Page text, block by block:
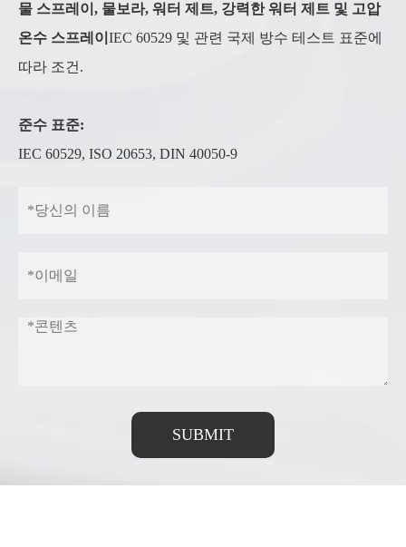
물 스프레이, 물보라, 워터 제트, 강력한 워터 제트 및 고압
온수 스프레이 IEC 60529 및 관련 국제 방수 테스트 표준에
따라 조건.
준수 표준:
IEC 60529, ISO 20653, DIN 40050-9
SUBMIT